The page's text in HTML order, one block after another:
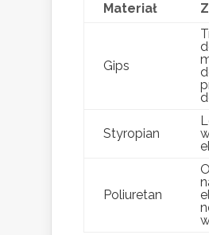
Materiał
Gips
Styropian
Poliuretan